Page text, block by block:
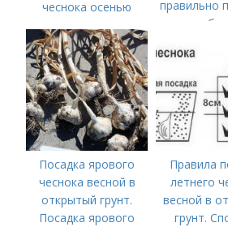
чеснока осенью
правильно
Посадка ярового
чеснока весной в
открытый грунт.
Посадка ярового
Правила
летнего
весной в
грунт.